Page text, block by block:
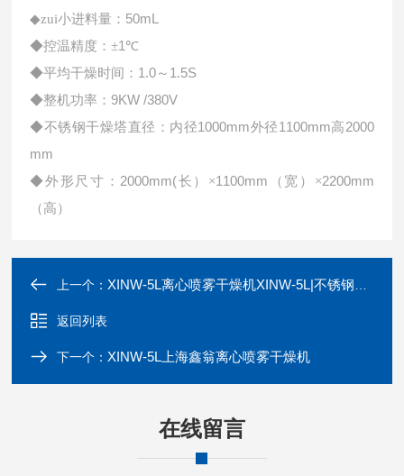
◆zui小进料量： 50mL
◆控温精度：±1 ℃
◆平均干燥时间： 1.0～ 1.5S
◆整机功率： 9KW /380V
◆不锈钢干燥塔直径：内径1000mm外径1100mm高2000
mm
◆外形尺寸： 2000mm(长）×1100mm （宽）×2200mm
（高）
上一个：XINW-5L离心喷雾干燥机XINW-5L|不锈钢喷雾干燥机
返回列表
下一个：XINW-5L上海鑫翁离心喷雾干燥机
在线留言